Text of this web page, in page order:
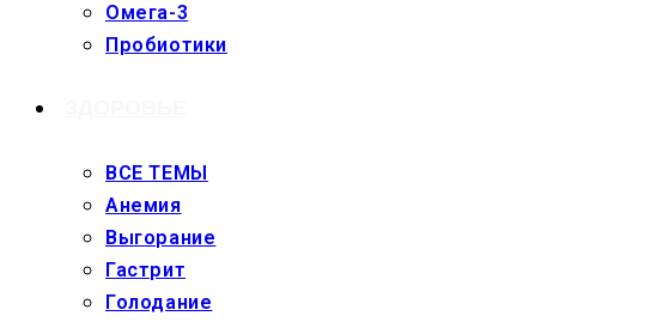
Омега-3
Пробиотики
ВСЕ ТЕМЫ
Анемия
Выгорание
Гастрит
Голодание